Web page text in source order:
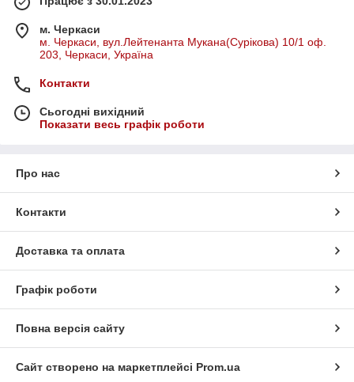
м. Черкаси
м. Черкаси, вул.Лейтенанта Мукана(Сурікова) 10/1 оф.
203, Черкаси, Україна
Контакти
Сьогодні вихідний
Показати весь графік роботи
Про нас
Контакти
Доставка та оплата
Графік роботи
Повна версія сайту
Сайт створено на маркетплейсі Prom.ua